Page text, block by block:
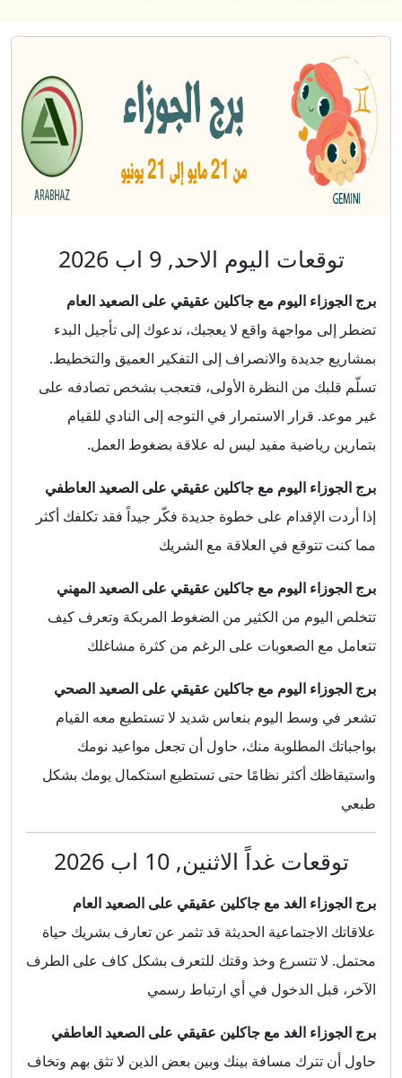
توقعات اليوم الاحد, 9 اب 2026
برج الجوزاء اليوم مع جاكلين عقيقي على الصعيد العام
تضطر إلى مواجهة واقع لا يعجبك، ندعوك إلى تأجيل البدء
بمشاريع جديدة والانصراف إلى التفكير العميق والتخطيط.
تسلّم قلبك من النظرة الأولى، فتعجب بشخص تصادفه على
غير موعد. قرار الاستمرار في التوجه إلى النادي للقيام
بتمارين رياضية مفيد ليس له علاقة بضغوط العمل.
برج الجوزاء اليوم مع جاكلين عقيقي على الصعيد العاطفي
إذا أردت الإقدام على خطوة جديدة فكّر جيداً فقد تكلفك أكثر
مما كنت تتوقع في العلاقة مع الشريك
برج الجوزاء اليوم مع جاكلين عقيقي على الصعيد المهني
تتخلص اليوم من الكثير من الضغوط المربكة وتعرف كيف
تتعامل مع الصعوبات على الرغم من كثرة مشاغلك
برج الجوزاء اليوم مع جاكلين عقيقي على الصعيد الصحي
تشعر في وسط اليوم بنعاس شديد لا تستطيع معه القيام
بواجباتك المطلوبة منك، حاول أن تجعل مواعيد نومك
واستيقاظك أكثر نظامًا حتى تستطيع استكمال يومك بشكل
طبعي
توقعات غداً الاثنين, 10 اب 2026
برج الجوزاء الغد مع جاكلين عقيقي على الصعيد العام
علاقاتك الاجتماعية الحديثة قد تثمر عن تعارف بشريك حياة
محتمل. لا تتسرع وخذ وقتك للتعرف بشكل كاف على الطرف
الآخر، قبل الدخول في أي ارتباط رسمي
برج الجوزاء الغد مع جاكلين عقيقي على الصعيد العاطفي
حاول أن تترك مسافة بينك وبين بعض الذين لا تثق بهم وتخاف